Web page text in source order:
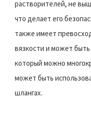
растворителей, не
что делает его
также имеет
вязкости и может
который можно
может быть
шлангах.